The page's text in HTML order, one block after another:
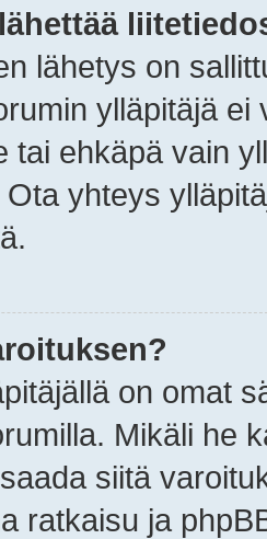
lähetys on
ylläpitäjä
tai ehkäpä vain
Ota yhteys
on omat
Mikäli he
siitä
ratkaisu ja